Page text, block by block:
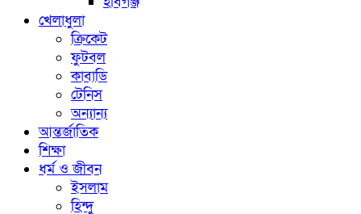
খেলাধুলা
ক্রিকেট
ফুটবল
কাবাডি
টেনিস
অন্যান্য
আন্তর্জাতিক
শিক্ষা
ধর্ম ও জীবন
ইসলাম
হিন্দু